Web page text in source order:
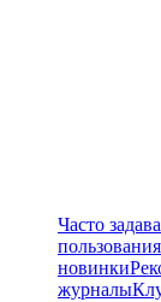
Часто
новинки
журналы